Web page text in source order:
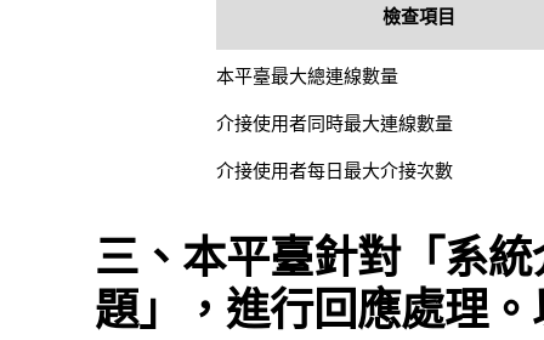
檢查項目
本平臺最大總連線數量
介接使用者同時最大連線數量
介接使用者每日最大介接次數
三、本平臺針對「系
題」，進行回應處理